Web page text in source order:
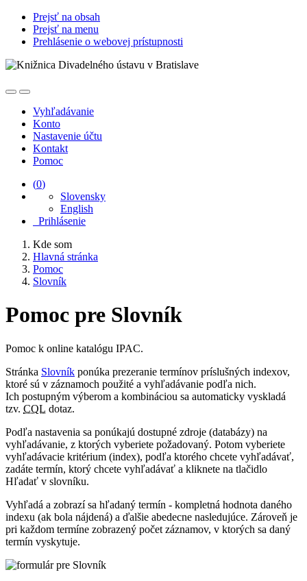
Prejsť na obsah
Prejsť na menu
Prehlásenie o webovej prístupnosti
Vyhľadávanie
Konto
Nastavenie účtu
Kontakt
Pomoc
(0)
Slovensky
English
Prihlásenie
Kde som
Hlavná stránka
Pomoc
Slovník
Pomoc pre Slovník
Pomoc k online katalógu IPAC.
Stránka Slovník ponúka prezeranie termínov príslušných indexov,
ktoré sú v záznamoch použité a vyhľadávanie podľa nich.
Ich postupným výberom a kombináciou sa automaticky vyskladá
tzv. CQL dotaz.
Podľa nastavenia sa ponúkajú dostupné zdroje (databázy) na
vyhľadávanie, z ktorých vyberiete požadovaný. Potom vyberiete
vyhľadávacie kritérium (index), podľa ktorého chcete vyhľadávať,
zadáte termín, ktorý chcete vyhľadávať a kliknete na tlačidlo
Hľadať v slovníku.
Vyhľadá a zobrazí sa hľadaný termín - kompletná hodnota daného
indexu (ak bola nájdená) a ďalšie abedecne nasledujúce. Zároveň je
pri každom termíne zobrazený počet záznamov, v ktorých sa daný
termín vyskytuje.